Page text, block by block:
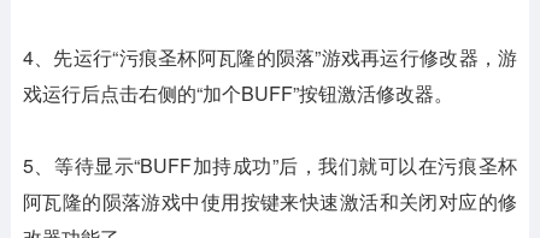
4、先运行“污痕圣杯阿瓦隆的陨落”游戏再运行修改器，游
戏运行后点击右侧的“加个BUFF”按钮激活修改器。
5、等待显示“BUFF加持成功”后，我们就可以在污痕圣杯
阿瓦隆的陨落游戏中使用按键来快速激活和关闭对应的修